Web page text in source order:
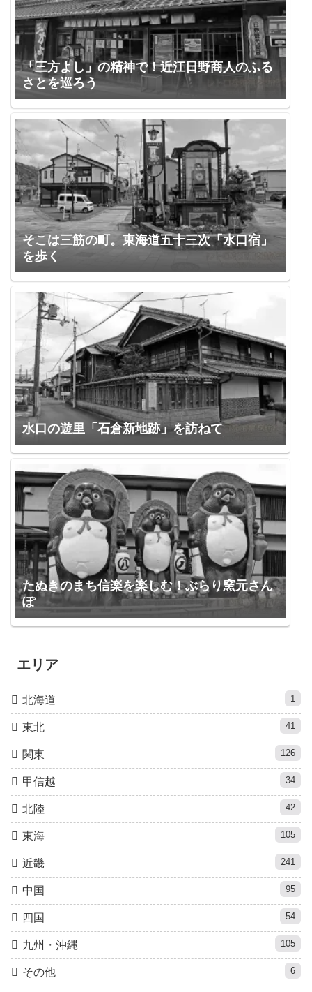
「三方よし」の精神で！近江日野商人のふる
さとを巡ろう
そこは三筋の町。東海道五十三次「水口宿」
を歩く
水口の遊里「石倉新地跡」を訪ねて
たぬきのまち信楽を楽しむ！ぶらり窯元さん
ぽ
エリア
北海道 1
東北 41
関東 126
甲信越 34
北陸 42
東海 105
近畿 241
中国 95
四国 54
九州・沖縄 105
その他 6